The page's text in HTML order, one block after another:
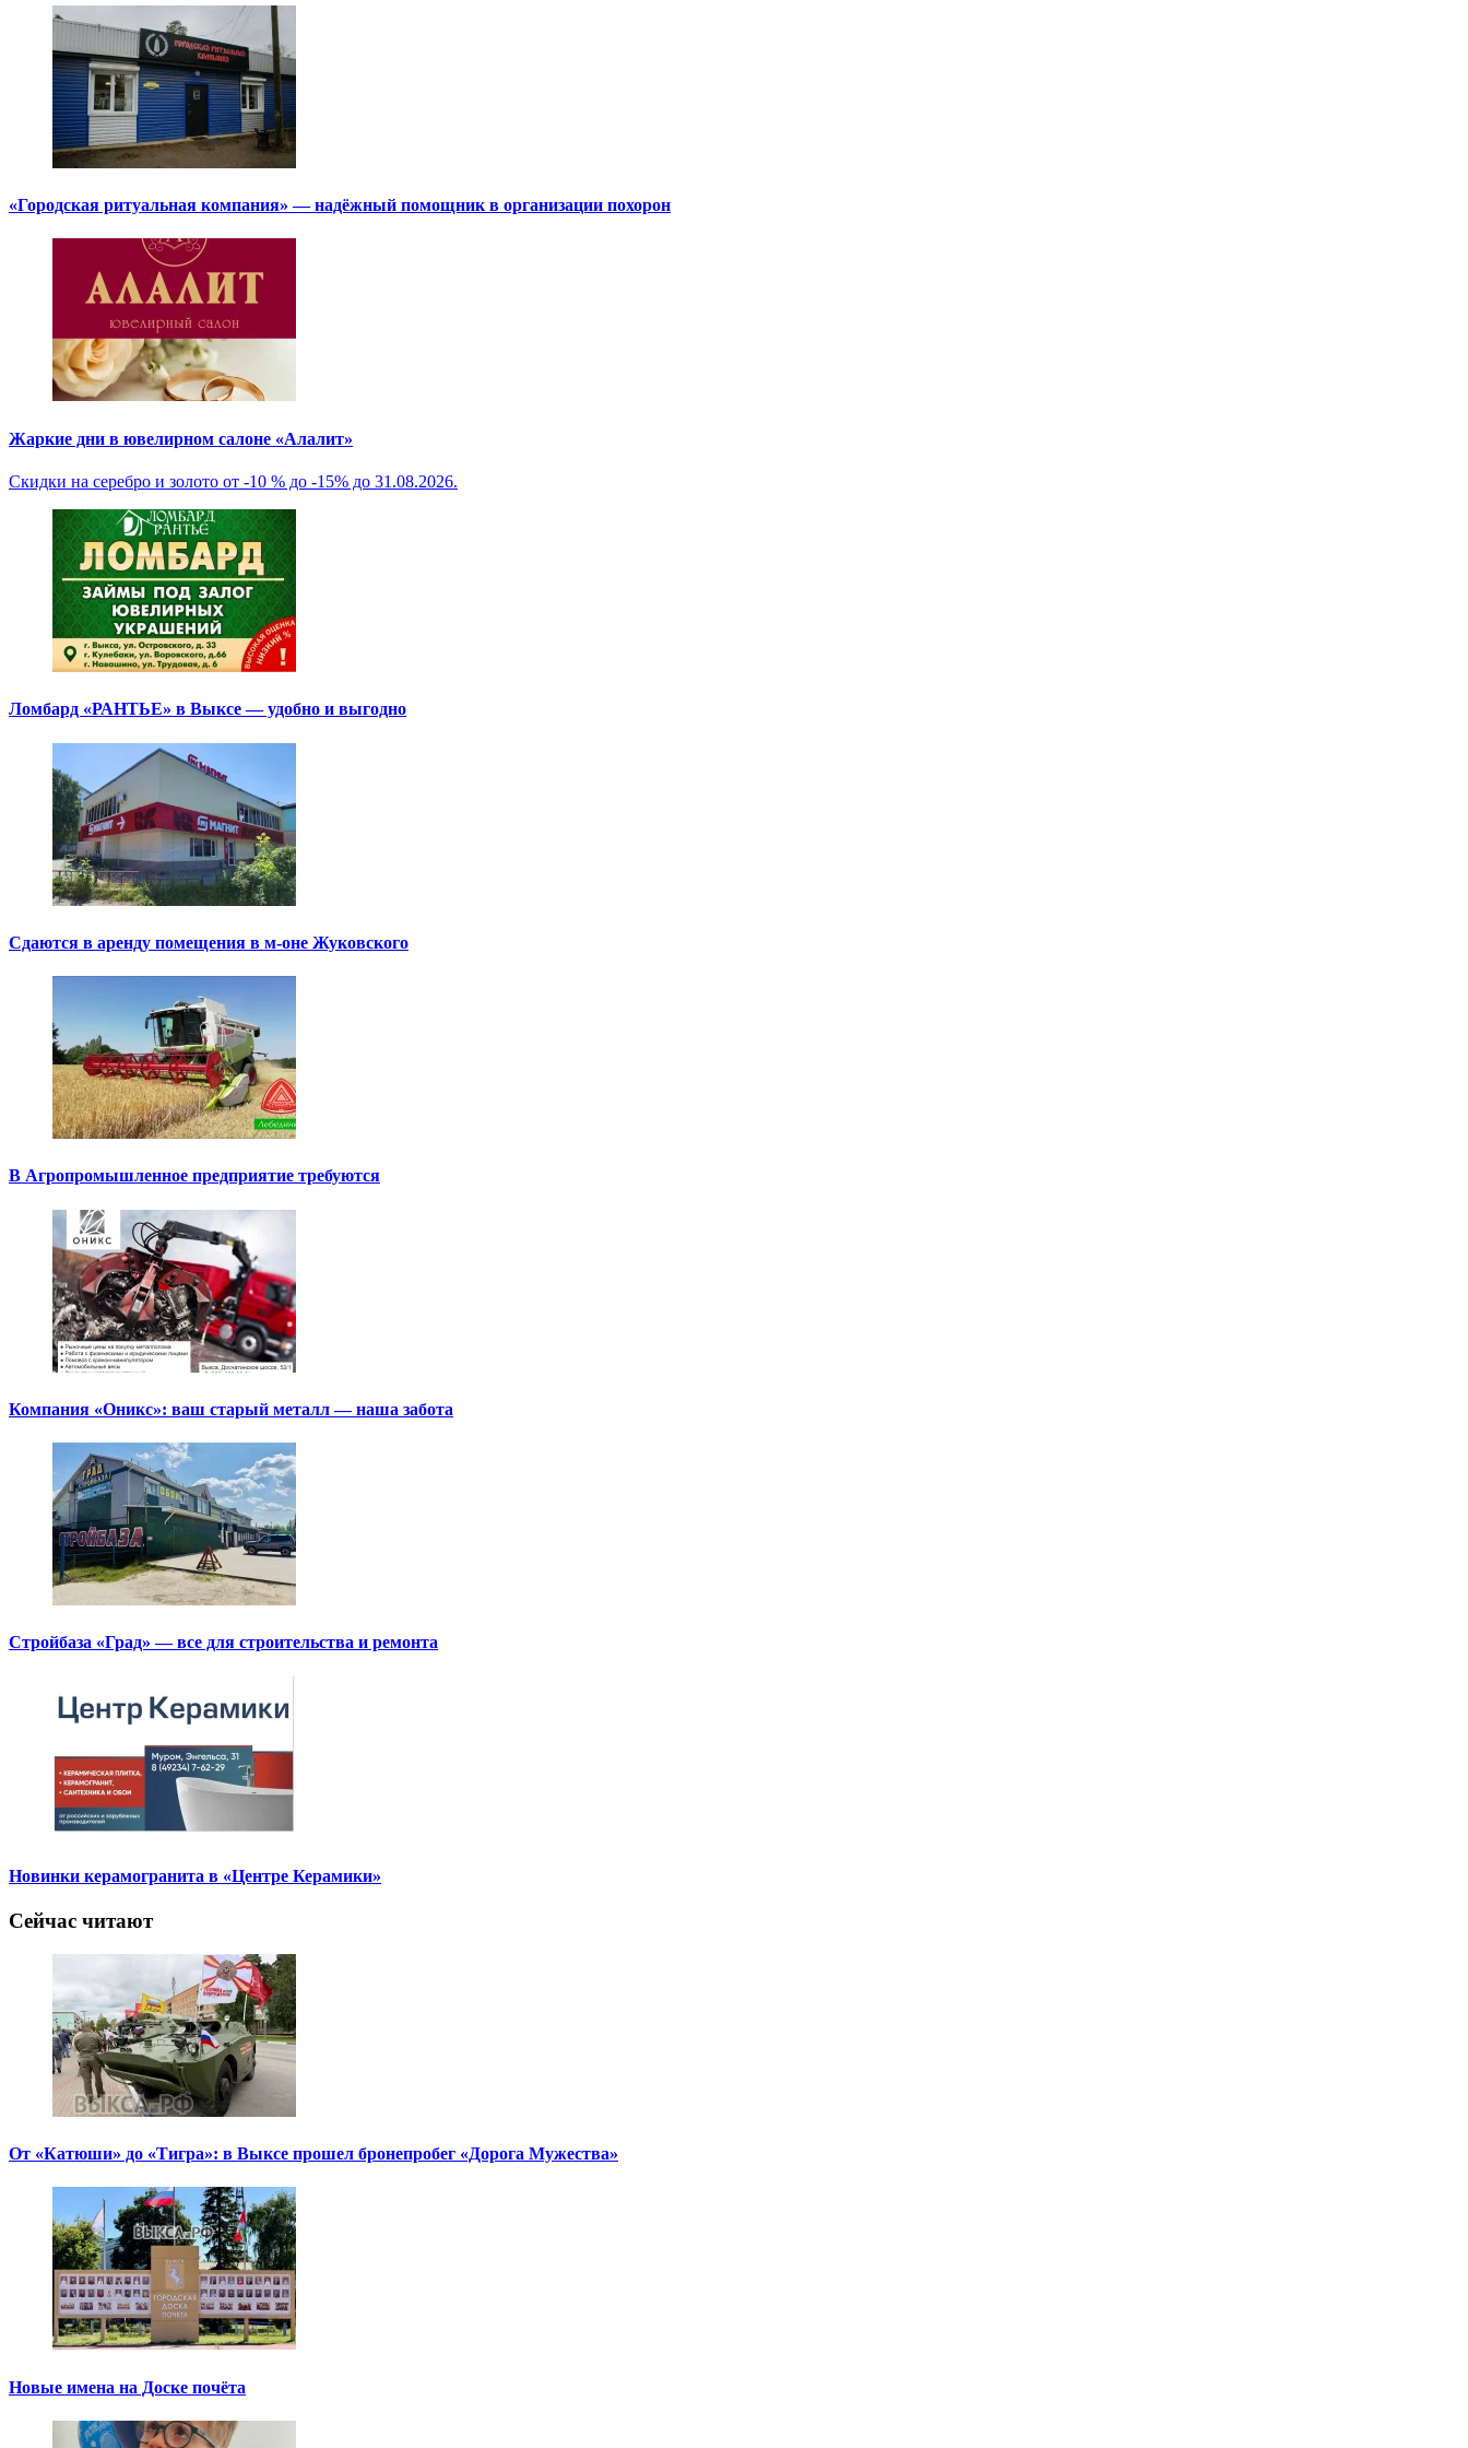
«Городская ритуальная компания» — надёжный помощник в организации похорон
Жаркие дни в ювелирном салоне «Алалит»
Скидки на серебро и золото от -10 % до -15% до 31.08.2026.
Ломбард «РАНТЬЕ» в Выксе — удобно и выгодно
Сдаются в аренду помещения в м-оне Жуковского
В Агропромышленное предприятие требуются
Компания «Оникс»: ваш старый металл — наша забота
Стройбаза «Град» — все для строительства и ремонта
Новинки керамогранита в «Центре Керамики»
Сейчас читают
От «Катюши» до «Тигра»: в Выксе прошел бронепробег «Дорога Мужества»
Новые имена на Доске почёта